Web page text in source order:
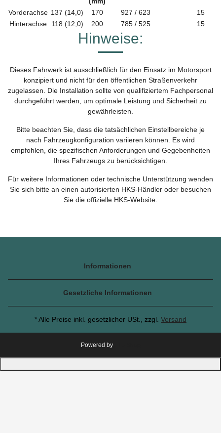
Vorderachse 137 (14,0) 170 927 / 623
15
Hinterachse
118 (12,0) 200 785 / 525 15
Hinweise:
Dieses Fahrwerk ist ausschließlich für den Einsatz im Motorsport
konzipiert und nicht für den öffentlichen Straßenverkehr
zugelassen. Die Installation sollte von qualifiziertem Fachpersonal
durchgeführt werden, um optimale Leistung und Sicherheit zu
gewährleisten.
Bitte beachten Sie, dass die tatsächlichen Einstellbereiche je
nach Fahrzeugkonfiguration variieren können. Es wird
empfohlen, die spezifischen Anforderungen und Gegebenheiten
Ihres Fahrzeugs zu berücksichtigen.
Für weitere Informationen oder technische Unterstützung wenden
Sie sich bitte an einen autorisierten HKS-Händler oder besuchen
Sie die offizielle HKS-Website.
Informationen
Gesetzliche Informationen
* Alle Preise inkl. gesetzlicher USt., zzgl. Versand
Powered by